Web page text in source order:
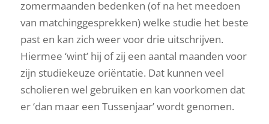
zomermaanden bedenken (of na het meedoen
van matchinggesprekken) welke studie het beste
past en kan zich weer voor drie uitschrijven.
Hiermee ‘wint’ hij of zij een aantal maanden voor
zijn studiekeuze oriëntatie. Dat kunnen veel
scholieren wel gebruiken en kan voorkomen dat
er ‘dan maar een Tussenjaar’ wordt genomen.